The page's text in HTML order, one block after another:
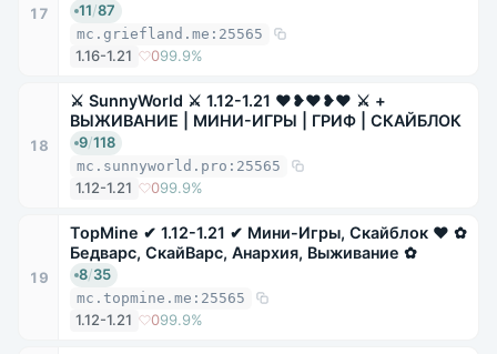
17 11/87
mc.griefland.me:25565
1.16-1.21 099.9%
18
⚔ SunnyWorld ⚔ 1.12-1.21 ❤❥❤❥❤ ⚔ +
ВЫЖИВАНИЕ | МИНИ-ИГРЫ | ГРИФ | СКАЙБЛОК
9/118
mc.sunnyworld.pro:25565
1.12-1.21 099.9%
19
TopMine ✔ 1.12-1.21 ✔ Мини-Игры, Скайблок ❤ ✿
Бедварс, СкайВарс, Анархия, Выживание ✿
8/35
mc.topmine.me:25565
1.12-1.21 099.9%